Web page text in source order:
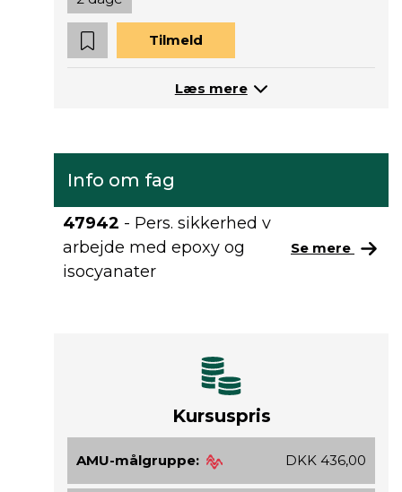
Tilmeld
Læs mere
Info om fag
47942 - Pers. sikkerhed v
arbejde med epoxy og
isocyanater
Se mere
Kursuspris
AMU-målgruppe: DKK 436,00